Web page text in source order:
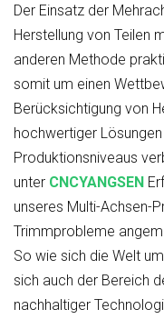
Der Einsatz der
Herstellung von Teilen
anderen Methode
somit um einen
Berücksichtigung von
hochwertiger
Produktionsniveaus
unter CNCYANGSEN
unseres Multi-Achsen-
Trimmprobleme
So wie sich die Welt
sich auch der Bereich
nachhaltiger